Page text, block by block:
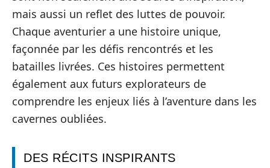
mais aussi un reflet des luttes de pouvoir.
Chaque aventurier a une histoire unique,
façonnée par les défis rencontrés et les
batailles livrées. Ces histoires permettent
également aux futurs explorateurs de
comprendre les enjeux liés à l’aventure dans les
cavernes oubliées.
DES RÉCITS INSPIRANTS